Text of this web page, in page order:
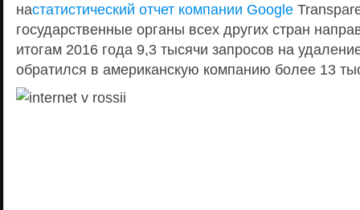
настатистический отчет компании Google
государственные органы всех других стран
итогам 2016 года 9,3 тысячи запросов на
обратился в американскую компанию более 13